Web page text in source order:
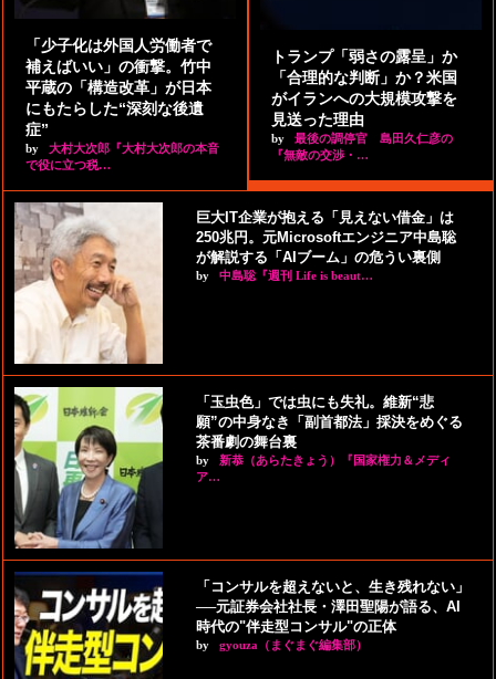
「少子化は外国人労働者で
補えばいい」の衝撃。竹中
平蔵の「構造改革」が日本
にもたらした“深刻な後遺
症”
by
大村大次郎『大村大次郎の本音
で役に立つ税…
トランプ「弱さの露呈」か
「合理的な判断」か？米国
がイランへの大規模攻撃を
見送った理由
by
最後の調停官 島田久仁彦の
『無敵の交渉・…
巨大IT企業が抱える「見えない借金」は
250兆円。元Microsoftエンジニア中島聡
が解説する「AIブーム」の危うい裏側
by 中島聡『週刊 Life is beaut…
「玉虫色」では虫にも失礼。維新“悲
願”の中身なき「副首都法」採決をめぐる
茶番劇の舞台裏
by
新恭（あらたきょう）『国家権力＆メディ
ア…
「コンサルを超えないと、生き残れない」
──元証券会社社長・澤田聖陽が語る、AI
時代の"伴走型コンサル"の正体
by gyouza（まぐまぐ編集部）